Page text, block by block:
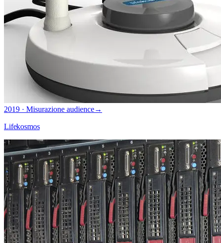
2019 · Misurazione audience→
Lifekosmos